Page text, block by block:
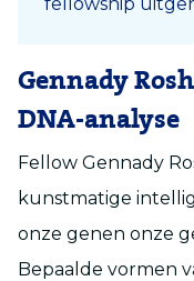
Gennady
DNA-analyse
Fellow Gennady
kunstmatige
onze genen onze
Bepaalde vormen